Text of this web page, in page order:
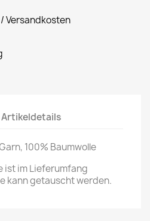
Versandkosten
Artikeldetails
100% Baumwolle
ist im Lieferumfang
kann getauscht werden.